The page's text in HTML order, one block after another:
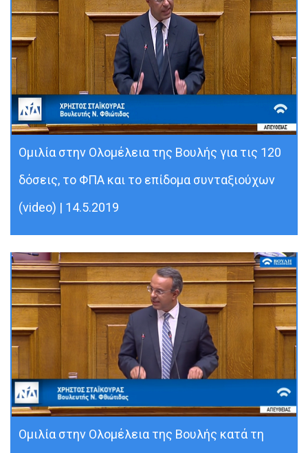
Ομιλία στην Ολομέλεια της Βουλής για τις 120
δόσεις, το ΦΠΑ και το επίδομα συνταξιούχων
(video) | 14.5.2019
Ομιλία στην Ολομέλεια της Βουλής κατά τη